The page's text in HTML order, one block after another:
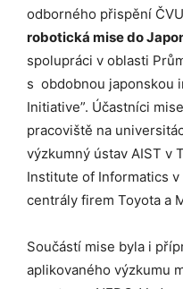
odborného přispění
robotická mise do
spolupráci v oblasti
s obdobnou japonskou
Initiative”. Účastníci
pracoviště na
výzkumný ústav AIST v
Institute of Informatics
centrály firem Toyota a
Součástí mise byla i
aplikovaného výzkumu